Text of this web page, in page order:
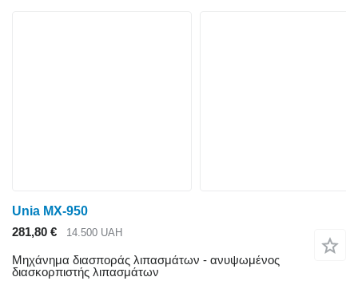
Unia MX-950
281,80 €
14.500 UAH
Μηχάνημα διασποράς λιπασμάτων - ανυψωμένος
διασκορπιστής λιπασμάτων